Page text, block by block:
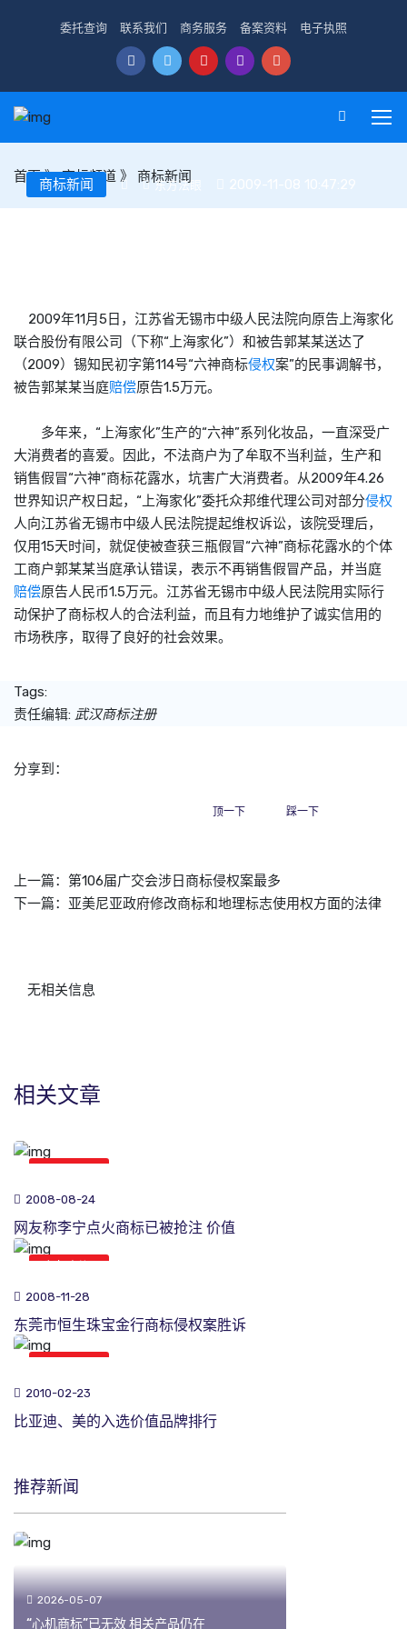
委托查询 联系我们 商务服务 备案资料 电子执照
首页》商标频道 》 商标新闻
商标新闻 东方法眼 2009-11-08 10:47:29
2009年11月5日，江苏省无锡市中级人民法院向原告上海家化
联合股份有限公司（下称“上海家化”）和被告郭某某送达了
（2009）锡知民初字第114号“六神商标侵权案”的民事调解书，
被告郭某某当庭赔偿原告1.5万元。
多年来，“上海家化”生产的“六神”系列化妆品，一直深受广
大消费者的喜爱。因此，不法商户为了牟取不当利益，生产和
销售假冒“六神”商标花露水，坑害广大消费者。从2009年4.26
世界知识产权日起，“上海家化”委托众邦维代理公司对部分侵权
人向江苏省无锡市中级人民法院提起维权诉讼，该院受理后，
仅用15天时间，就促使被查获三瓶假冒“六神”商标花露水的个体
工商户郭某某当庭承认错误，表示不再销售假冒产品，并当庭
赔偿原告人民币1.5万元。江苏省无锡市中级人民法院用实际行
动保护了商标权人的合法利益，而且有力地维护了诚实信用的
市场秩序，取得了良好的社会效果。
Tags:
责任编辑: 武汉商标注册
分享到：
顶一下 踩一下
上一篇： 第106届广交会涉日商标侵权案最多
下一篇： 亚美尼亚政府修改商标和地理标志使用权方面的法律
无相关信息
相关文章
2008-08-24
网友称李宁点火商标已被抢注 价值
2008-11-28
东莞市恒生珠宝金行商标侵权案胜诉
2010-02-23
比亚迪、美的入选价值品牌排行
推荐新闻
2026-05-07
“心机商标”已无效 相关产品仍在